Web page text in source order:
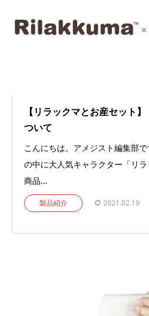
【リラックマとお産セット
ついて
こんにちは。アメジスト編集部
の中に大人気キャラクター「リ
商品...
製品紹介 2021.02.19